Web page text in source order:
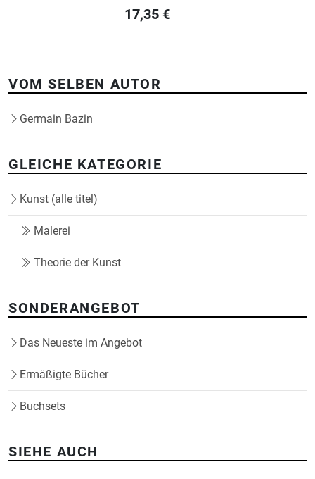
17,35 €
VOM SELBEN AUTOR
Germain Bazin
GLEICHE KATEGORIE
Kunst (alle titel)
Malerei
Theorie der Kunst
SONDERANGEBOT
Das Neueste im Angebot
Ermäßigte Bücher
Buchsets
SIEHE AUCH